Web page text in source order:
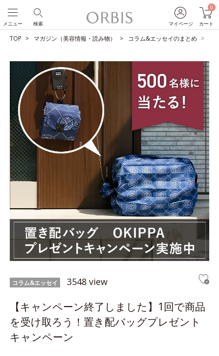
マイページ
0
カート
検索
メニュー
TOP マガジン（美容情報・読み物） コラム&エッセイのまとめ
コラム&エッセイ 3548 view
【キャンペーン終了しました】1回で商品
を受け取ろう！置き配バッグプレゼント
キャンペーン